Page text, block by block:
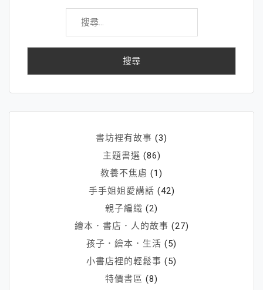
麗，
美
搜
關
書坊裡有故事 (3)
主題書選 (86)
教養不焦慮 (1)
手手姐姐愛講話 (42)
親子編織 (2)
繪本．書店．人的故事 (27)
孩子．繪本．生活 (5)
小書店裡的輕鬆事 (5)
特價書區 (8)